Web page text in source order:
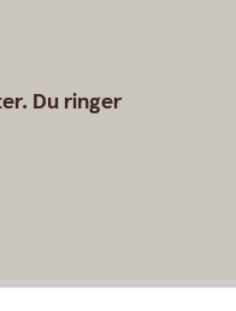
Du ringer